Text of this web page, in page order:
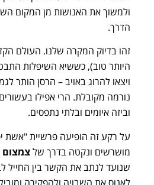
ולמשוך את האנושות מן המקום
הדרך.
זהו בדיוק המקרה שלנו. העולם
היותר טוב), כששיא השיפלות
ויצאו להרוג באויב – הרסן הותר
נורמה מקובלת. הרי אפילו
וביזה איומים ובלתי נתפסים.
על רקע זה הופיעה פרשיית "אשת
מושרשים ונקטה בדרך שלצמצום
שנועד לנתב את הקשר בין החייל
לאנוס את השבויה ולהפקירה